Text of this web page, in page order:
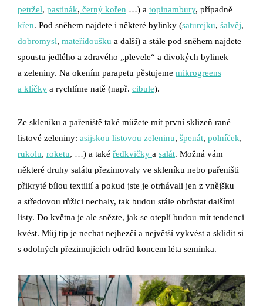
petržel, pastinák, černý kořen …) a topinambury, případně
křen. Pod sněhem najdete i některé bylinky (saturejku, šalvěj,
dobromysl, mateřídoušku a další) a stále pod sněhem najdete
spoustu jedlého a zdravého „plevele“ a divokých bylinek
a zeleniny. Na okením parapetu pěstujeme mikrogreens
a klíčky a rychlíme natě (např. cibule).
Ze skleníku a pařeniště také můžete mít první sklizeň rané
listové zeleniny: asijskou listovou zeleninu, špenát, polníček,
rukolu, roketu, …) a také ředkvičky a salát. Možná vám
některé druhy salátu přezimovaly ve skleníku nebo pařeništi
přikryté bílou textilií a pokud jste je otrhávali jen z vnějšku
a středovou růžici nechaly, tak budou stále obrůstat dalšími
listy. Do května je ale snězte, jak se oteplí budou mít tendenci
kvést. Můj tip je nechat nejhezčí a největší vykvést a sklidit si
s odolných přezimujících odrůd koncem léta semínka.